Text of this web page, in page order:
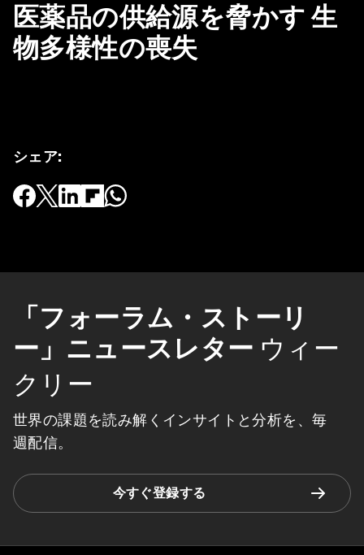
医薬品の供給源を脅かす 生
物多様性の喪失
シェア:
「フォーラム・ストーリ
ー」ニュースレター ウィー
クリー
世界の課題を読み解くインサイトと分析を、毎
週配信。
今すぐ登録する